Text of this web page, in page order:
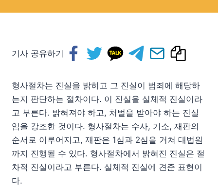
기사 공유하기
형사절차는 진실을 밝히고 그 진실이 범죄에 해당하
는지 판단하는 절차이다. 이 진실을 실체적 진실이라
고 부른다. 밝혀져야 하고, 처벌을 받아야 하는 진실
임을 강조한 것이다. 형사절차는 수사, 기소, 재판의
순서로 이루어지고, 재판은 1심과 2심을 거쳐 대법원
까지 진행될 수 있다. 형사절차에서 밝혀진 진실은 절
차적 진실이라고 부른다. 실체적 진실에 견준 표현이
다.